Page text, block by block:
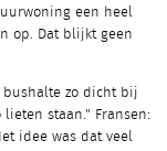
een heel
op. Dat blijkt geen
bushalte zo dicht bij
staan." Fransen:
idee was dat veel